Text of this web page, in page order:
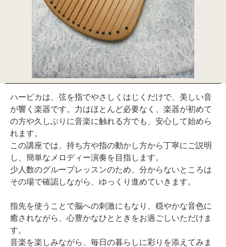
ハーピカは、弦を指でやさしくはじくだけで、美しい音
が響く楽器です。力はほとんど必要なく、楽器が初めて
の方や久しぶりに音楽に触れる方でも、安心して始めら
れます。
この講座では、持ち方や指の動かし方から丁寧にご説明
し、簡単なメロディー演奏を目指します。
少人数のグループレッスンのため、分からないところは
その場で確認しながら、ゆっくり進めていきます。
指先を使うことで脳への刺激にもなり、穏やかな音色に
癒されながら、心豊かなひとときをお過ごしいただけま
す。
音楽を楽しみながら、毎日の暮らしに彩りを添えてみま